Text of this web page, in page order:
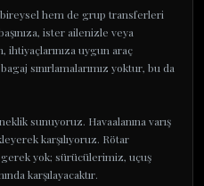
hem de grup transferleri
ister ailenizle veya
ihtiyaçlarınıza uygun araç
sınırlamalarımız yoktur, bu da
sunuyoruz. Havaalanına varış
karşılıyoruz. Rötar
yok; sürücülerimiz, uçuş
karşılayacaktır.